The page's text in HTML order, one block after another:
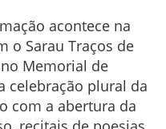
acontece na
o Sarau Traços de
no Memorial de
celebração plural da
com a abertura da